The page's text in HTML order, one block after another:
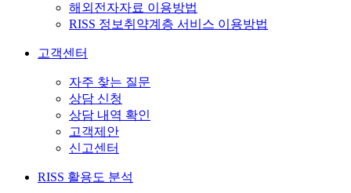
해외전자자료 이용방법
RISS 정보취약계층 서비스 이용방법
고객센터
자주 찾는 질문
상담 신청
상담 내역 확인
고객제안
신고센터
RISS 활용도 분석